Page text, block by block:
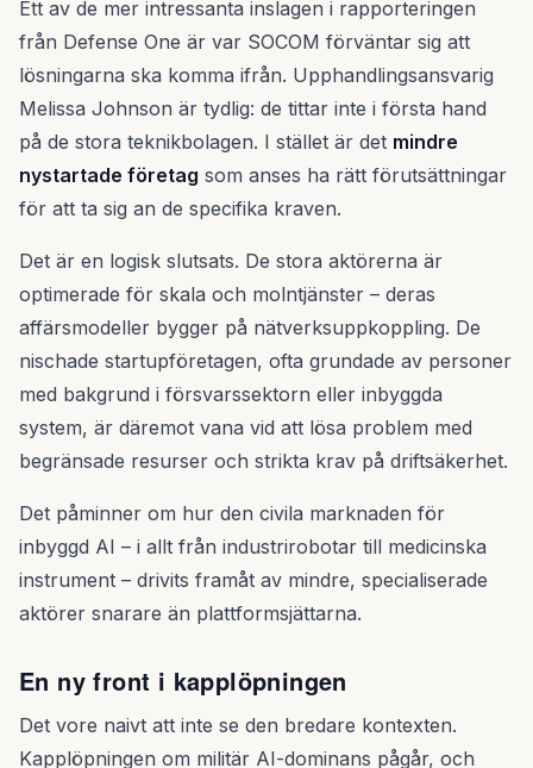
Ett av de mer intressanta inslagen i rapporteringen
från Defense One är var SOCOM förväntar sig att
lösningarna ska komma ifrån. Upphandlingsansvarig
Melissa Johnson är tydlig: de tittar inte i första hand
på de stora teknikbolagen. I stället är det mindre
nystartade företag som anses ha rätt förutsättningar
för att ta sig an de specifika kraven.
Det är en logisk slutsats. De stora aktörerna är
optimerade för skala och molntjänster – deras
affärsmodeller bygger på nätverksuppkoppling. De
nischade startupföretagen, ofta grundade av personer
med bakgrund i försvarssektorn eller inbyggda
system, är däremot vana vid att lösa problem med
begränsade resurser och strikta krav på driftsäkerhet.
Det påminner om hur den civila marknaden för
inbyggd AI – i allt från industrirobotar till medicinska
instrument – drivits framåt av mindre, specialiserade
aktörer snarare än plattformsjättarna.
En ny front i kapplöpningen
Det vore naivt att inte se den bredare kontexten.
Kapplöpningen om militär AI-dominans pågår, och